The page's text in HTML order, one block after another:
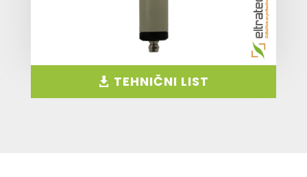
TEHNIČNI LIST